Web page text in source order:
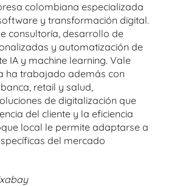
colombiana especializada
y transformación digital.
consultoría, desarrollo de
y automatización de
IA y machine learning. Vale
ha trabajado además con
retail y salud,
de digitalización que
del cliente y la eficiencia
local le permite adaptarse a
del mercado